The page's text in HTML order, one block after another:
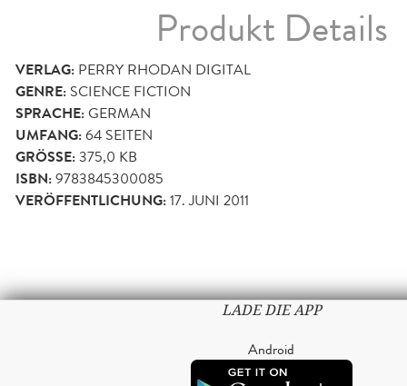
Produkt Details
VERLAG: PERRY RHODAN DIGITAL
GENRE: SCIENCE FICTION
SPRACHE:GERMAN
UMFANG:64 SEITEN
GRÖSSE: 375,0 KB
ISBN:9783845300085
VERÖFFENTLICHUNG:17. JUNI 2011
LADE DIE APP
Android